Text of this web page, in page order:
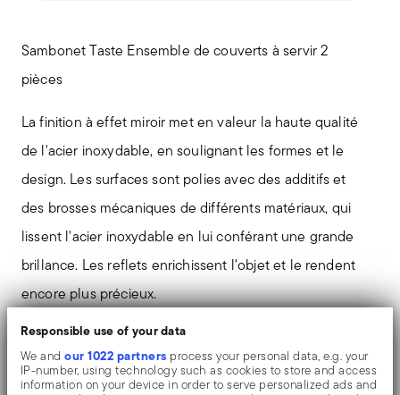
Responsible use of your data
We andour 1022 partners process your personal data, e.g. your
IP-number, using technology such as cookies to store and access
information on your device in order to serve personalized ads and
Sambonet Taste Ensemble de couverts à servir 2
pièces
La finition à effet miroir met en valeur la haute qualité
de l'acier inoxydable, en soulignant les formes et le
design. Les surfaces sont polies avec des additifs et
des brosses mécaniques de différents matériaux, qui
lissent l'acier inoxydable en lui conférant une grande
brillance. Les reflets enrichissent l'objet et le rendent
encore plus précieux.
Le couteau monobloc est fabriqué en une seule pièce
d'acier. Contrairement au couteau à manche creux, qui